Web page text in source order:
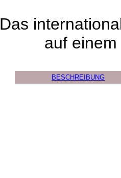
Das
auf einem
BESCHREIBUNG